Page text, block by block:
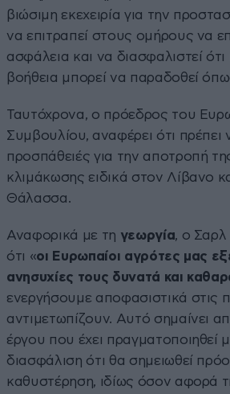
βιώσιμη εκεχειρία για την
να επιτραπεί στους ομήρους να
ασφάλεια και να διασφαλιστεί
βοήθεια μπορεί να παραδοθεί
Ταυτόχρονα, ο πρόεδρος του
Συμβουλίου, αναφέρει ότι πρέπει
προσπάθειές για την αποτροπή
κλιμάκωσης ειδικά στον Λίβανο
Θάλασσα.
Αναφορικά με τη γεωργία, ο Σαρλ
ότι «οι Ευρωπαίοι αγρότες μας
ανησυχίες τους δυνατά και
ενεργήσουμε αποφασιστικά στις
αντιμετωπίζουν. Αυτό σημαίνει
έργου που έχει πραγματοποιηθεί
διασφάλιση ότι θα σημειωθεί
καθυστέρηση, ιδίως όσον αφορά